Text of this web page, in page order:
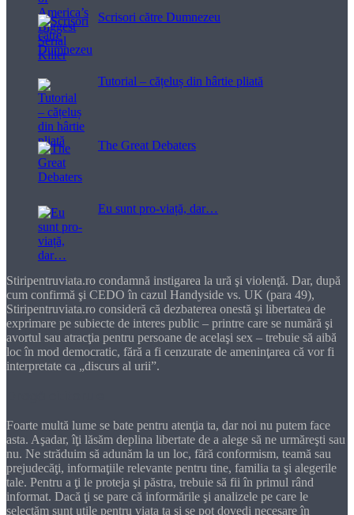
Scrisori către Dumnezeu
Tutorial – cățeluș din hârtie pliată
The Great Debaters
Eu sunt pro-viață, dar…
Stiripentruviata.ro condamnă instigarea la ură şi violenţă. Dar, după
cum confirmă şi CEDO în cazul Handyside vs. UK (para 49),
Stiripentruviata.ro consideră că dezbaterea onestă şi libertatea de
exprimare pe subiecte de interes public – printre care se numără şi
avortul sau atracţia pentru persoane de acelaşi sex – trebuie să aibă
loc în mod democratic, fără a fi cenzurate de ameninţarea că vor fi
interpretate ca „discurs al urii”.
Foarte multă lume se bate pentru atenţia ta, dar noi nu putem face
asta. Aşadar, îţi lăsăm deplina libertate de a alege să ne urmăreşti sau
nu. Ne străduim să adunăm la un loc, fără conformism, teamă sau
prejudecăţi, informaţiile relevante pentru tine, familia ta şi alegerile
tale. Pentru a ţi le proteja şi păstra, trebuie să fii în primul rând
informat. Dacă ţi se pare că informările şi analizele pe care le
selectăm sunt utile pentru viaţa ta şi se pot dovedi necesare în